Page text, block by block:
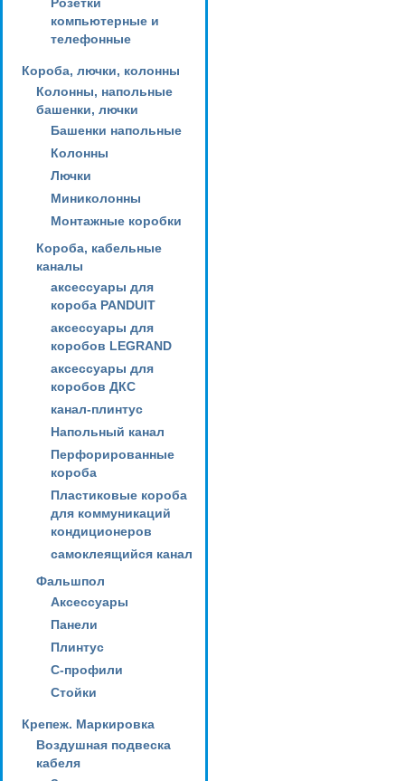
компьютерные и
телефонные
Короба, лючки, колонны
Колонны, напольные
башенки, лючки
Башенки напольные
Колонны
Лючки
Миниколонны
Монтажные коробки
Короба, кабельные
каналы
аксессуары для
короба PANDUIT
аксессуары для
коробов LEGRAND
аксессуары для
коробов ДКС
канал-плинтус
Напольный канал
Перфорированные
короба
Пластиковые короба
для коммуникаций
кондиционеров
самоклеящийся канал
Фальшпол
Аксессуары
Панели
Плинтус
С-профили
Стойки
Крепеж. Маркировка
Воздушная подвеска
кабеля